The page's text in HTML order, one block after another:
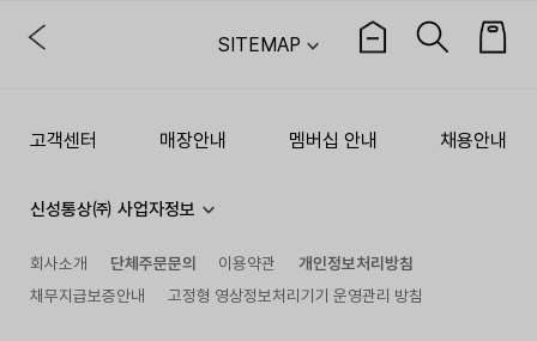
SITEMAP
고객센터 매장안내 멤버십 안내 채용안내
신성통상㈜ 사업자정보
회사소개 단체주문문의 이용약관
개인정보처리방침
채무지급보증안내
고정형 영상정보처리기기 운영관리 방침